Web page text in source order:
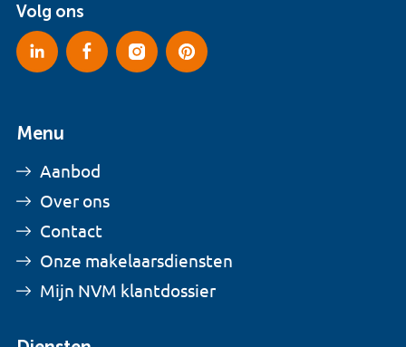
Volg ons
Menu
Aanbod
Over ons
Contact
Onze makelaarsdiensten
Mijn NVM klantdossier